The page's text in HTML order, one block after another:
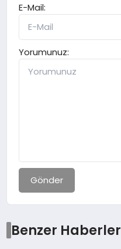
E-Mail:
Yorumunuz:
Gönder
Benzer Haberler